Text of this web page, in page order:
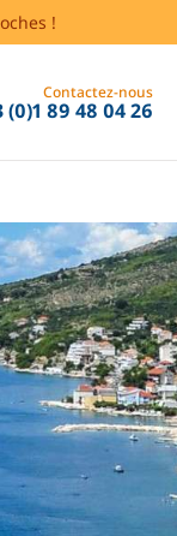
!
Contactez-nous
(0)1 89 48 04 26